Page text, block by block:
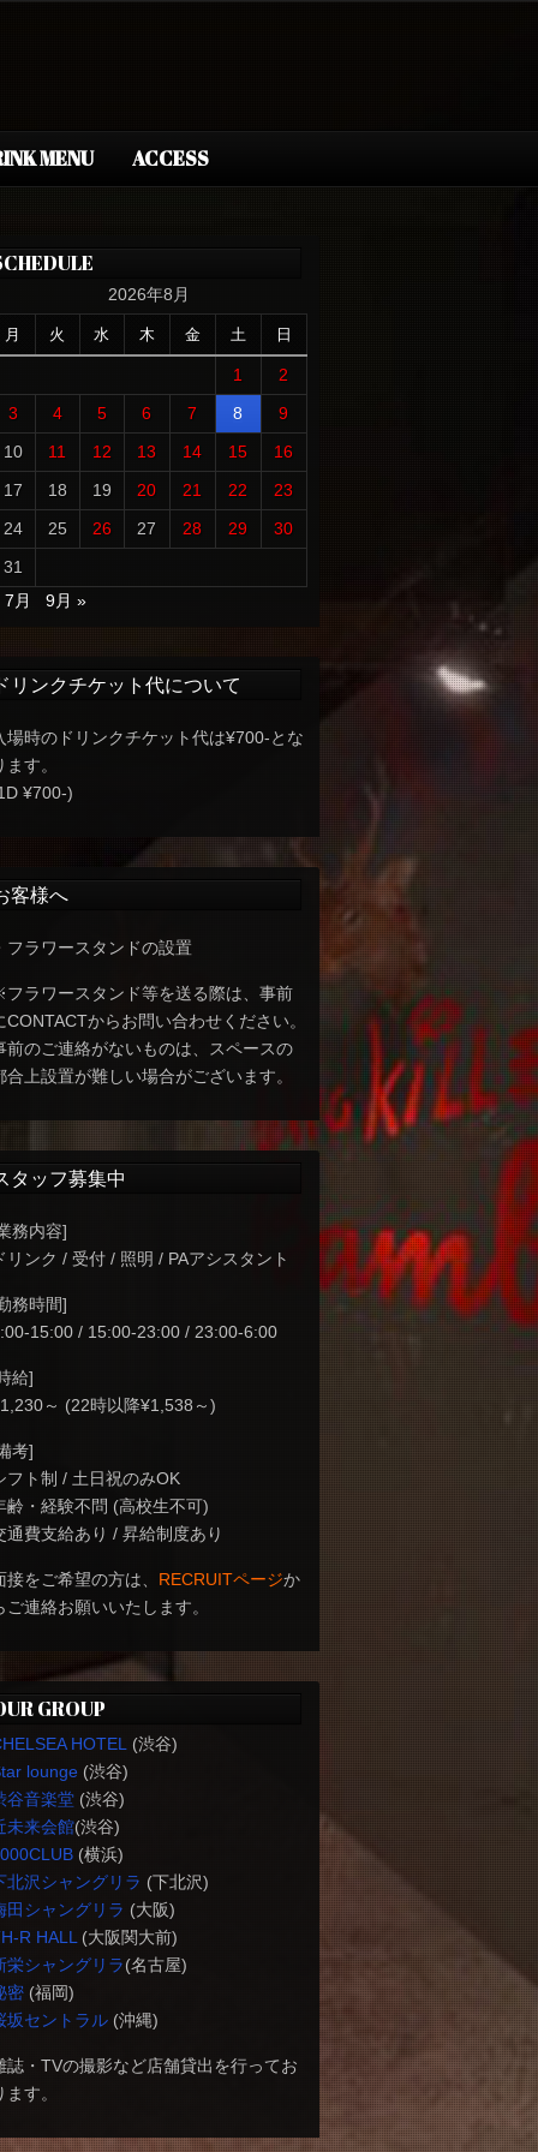
MENU ACCESS
2026年8月
月 火 水 木 金 土 日
1
2
3
4 5 6 7 8
9
10
11 12 13 14 15
16
17
18 19 20 21 22
23
24
25 26 27 28 29
30
31
7月
9月 »
リンクチケット代について
場時のドリンクチケット代は¥700-とな
ます。
¥700-)
客様へ
フラワースタンドの設置
ラワースタンド等を送る際は、事前
CONTACTからお問い合わせください。
前のご連絡がないものは、スペースの
合上設置が難しい場合がございます。
タッフ募集中
務内容]
リンク / 受付 / 照明 / PAアシスタント
務時間]
15:00 / 15:00-23:00 / 23:00-6:00
給]
～ (22時以降¥1,538～)
考]
フト制 / 土日祝のみOK
齢・経験不問 (高校生不可)
通費支給あり / 昇給制度あり
接をご希望の方は、 RECRUITページか
ご連絡お願いいたします。
GROUP
HOTEL
(渋谷)
lounge(渋谷)
谷音楽堂(渋谷)
未来会館(渋谷)
(横浜)
北沢シャングリラ (下北沢)
田シャングリラ (大阪)
R HALL (大阪関大前)
栄シャングリラ(名古屋)
密(福岡)
坂セントラル(沖縄)
誌・TVの撮影など店舗貸出を行ってお
ます。